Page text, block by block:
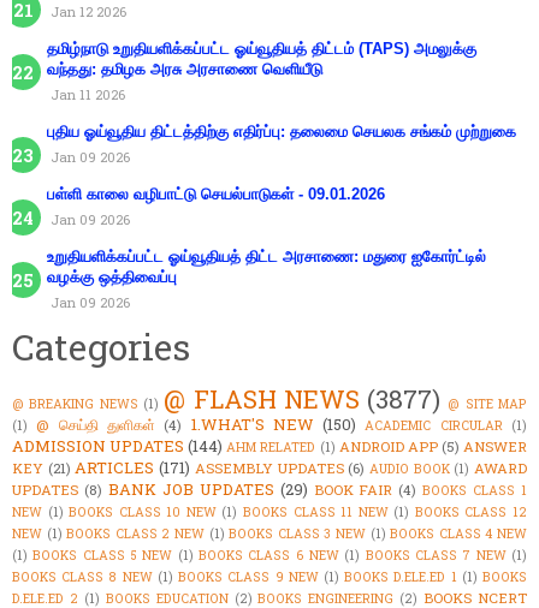
Jan 12 2026
தமிழ்நாடு உறுதியளிக்கப்பட்ட ஓய்வூதியத் திட்டம் (TAPS) அமலுக்கு
வந்தது: தமிழக அரசு அரசாணை வெளியீடு
Jan 11 2026
புதிய ஓய்வூதிய திட்டத்திற்கு எதிர்ப்பு: தலைமை செயலக சங்கம் முற்றுகை
Jan 09 2026
பள்ளி காலை வழிபாட்டு செயல்பாடுகள் - 09.01.2026
Jan 09 2026
உறுதியளிக்கப்பட்ட ஓய்வூதியத் திட்ட அரசாணை: மதுரை ஐகோர்ட்டில்
வழக்கு ஒத்திவைப்பு
Jan 09 2026
Categories
@ BREAKING NEWS (1) @ FLASH NEWS (3877) @ SITE MAP
(1) @ செய்தி துளிகள் (4) 1.WHAT'S NEW (150) ACADEMIC CIRCULAR (1)
ADMISSION UPDATES (144) AHM RELATED (1) ANDROID APP (5) ANSWER
KEY (21) ARTICLES (171) ASSEMBLY UPDATES (6) AUDIO BOOK (1) AWARD
UPDATES (8) BANK JOB UPDATES (29) BOOK FAIR (4) BOOKS CLASS 1
NEW (1) BOOKS CLASS 10 NEW (1) BOOKS CLASS 11 NEW (1) BOOKS CLASS 12
NEW (1) BOOKS CLASS 2 NEW (1) BOOKS CLASS 3 NEW (1) BOOKS CLASS 4 NEW
(1) BOOKS CLASS 5 NEW (1) BOOKS CLASS 6 NEW (1) BOOKS CLASS 7 NEW (1)
BOOKS CLASS 8 NEW (1) BOOKS CLASS 9 NEW (1) BOOKS D.ELE.ED 1 (1) BOOKS
D.ELE.ED 2 (1) BOOKS EDUCATION (2) BOOKS ENGINEERING (2) BOOKS NCERT